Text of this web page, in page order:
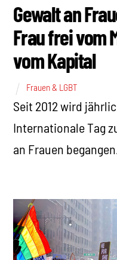
Gewalt an
Frau frei vom
vom Kapital
Frauen & LGBT
Seit 2012 wird
Internationale Tag
an Frauen